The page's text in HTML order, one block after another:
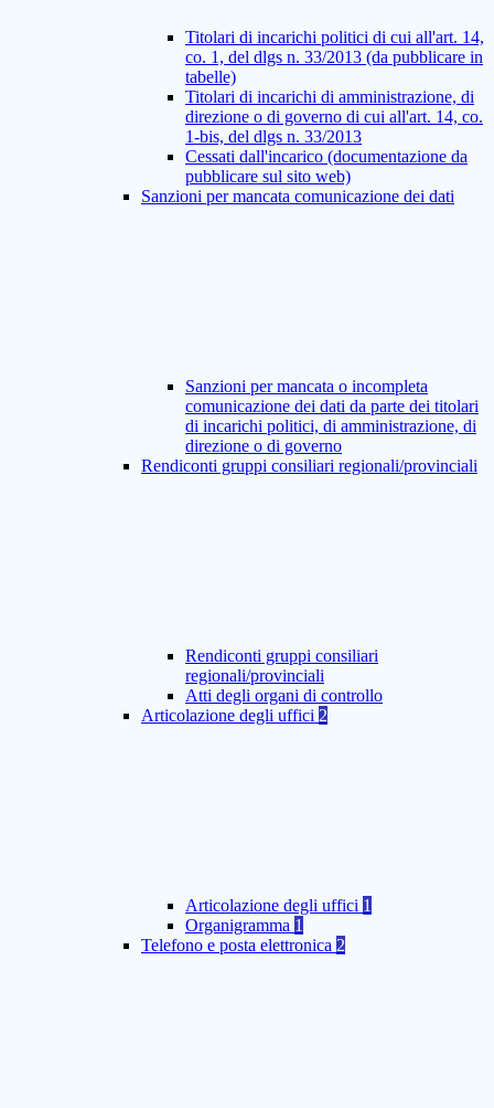
Titolari di incarichi politici di cui all'art. 14,
co. 1, del dlgs n. 33/2013 (da pubblicare in
tabelle)
Titolari di incarichi di amministrazione, di
direzione o di governo di cui all'art. 14, co.
1-bis, del dlgs n. 33/2013
Cessati dall'incarico (documentazione da
pubblicare sul sito web)
Sanzioni per mancata comunicazione dei dati
Sanzioni per mancata o incompleta
comunicazione dei dati da parte dei titolari
di incarichi politici, di amministrazione, di
direzione o di governo
Rendiconti gruppi consiliari regionali/provinciali
Rendiconti gruppi consiliari
regionali/provinciali
Atti degli organi di controllo
Articolazione degli uffici 2
Articolazione degli uffici 1
Organigramma 1
Telefono e posta elettronica 2